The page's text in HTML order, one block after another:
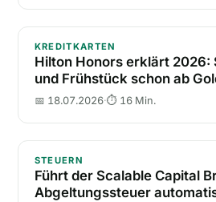
Hilton Honors erklärt 2026:
KREDITKARTEN
Hilton Honors erklärt 2026:
und Frühstück schon ab
📅 18.07.2026·⏱ 16 Min.
Führt der Scalable Capital
STEUERN
Führt der Scalable Capital
Abgeltungssteuer